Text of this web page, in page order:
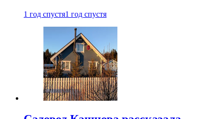
1 год спустя1 год спустя